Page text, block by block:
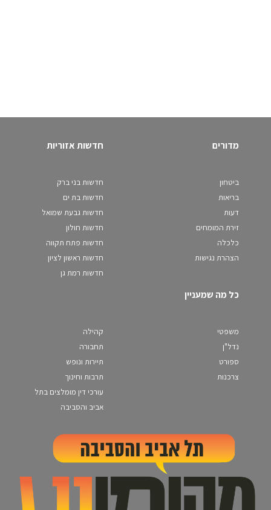
מדורים
ביטחון
בריאות
דעות
זירת המומחים
כלכלה
הצהרת נגישות
חדשות אזוריות
חדשות בני ברק
חדשות בת ים
חדשות גבעת שמואל
חדשות חולון
חדשות פתח תקווה
חדשות ראשון לציון
חדשות רמת גן
כל מה שמעניין
משפטי
נדל"ן
ספורט
צרכנות
קהילה
תחבורה
תיירות ונופש
תרבות וחינוך
עורכי דין מומלצים בתל
אביב והסביבה